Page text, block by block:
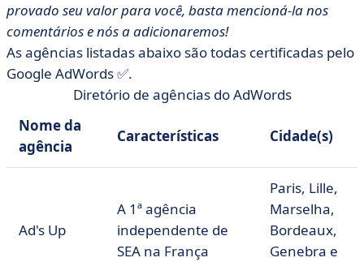
provado seu valor para você, basta mencioná-la nos
comentários e nós a adicionaremos!
As agências listadas abaixo são todas certificadas pelo
Google AdWords ✅.
Diretório de agências do AdWords
Nome da
agência
Características Cidade(s)
Ad's Up
A 1ª agência
independente de
SEA na França
Paris, Lille,
Marselha,
Bordeaux,
Genebra e